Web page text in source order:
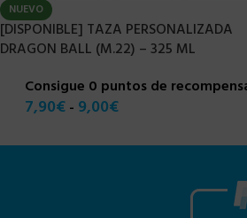
NUEVO
[DISPONIBLE] TAZA PERSONALIZADA
DRAGON BALL (M.22) – 325 ML
Consigue 0 puntos de
7,90€- 9,00€